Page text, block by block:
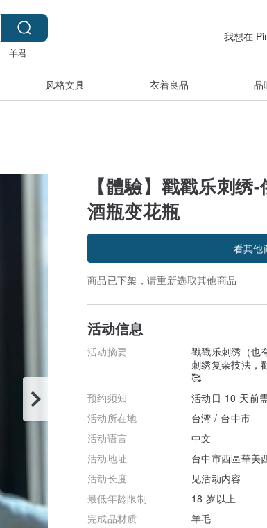
羊君
我想在
风格文具 衣着良品 品
【體驗】戳戳乐刺
酒瓶变花瓶
看其他
商品已下架，请重新选取其他商品
活动信息
活动摘要
戳戳乐刺绣（也
刺绣复杂技法，
🥰
预约须知
活动日 10 天前
活动所在地
台湾 / 台中市
活动语言
中文
活动地址
台中市西區華美
活动长度
见活动内容
最低年龄限制
18 岁以上
完成品材质
羊毛